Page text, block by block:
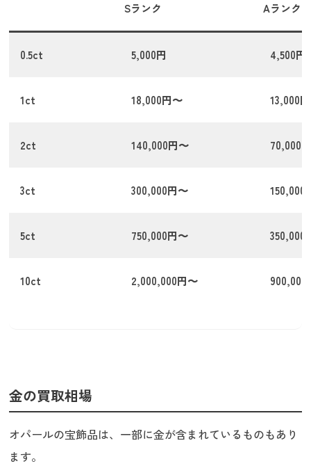
Sランク Aランク
0.5ct 5,000円 4,500円
1ct 18,000円〜 13,000
2ct 140,000円〜 70,000
3ct 300,000円〜 150,000
5ct 750,000円〜 350,000
10ct 2,000,000円〜 900,000
金の買取相場
オパールの宝飾品は、一部に金が含まれているものもあり
ます。